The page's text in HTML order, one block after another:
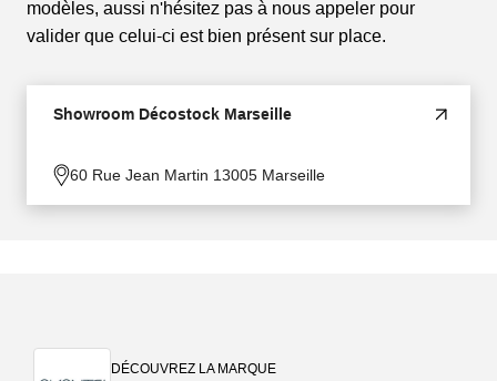
modèles, aussi n'hésitez pas à nous appeler pour
valider que celui-ci est bien présent sur place.
Showroom Décostock Marseille
60 Rue Jean Martin 13005 Marseille
DÉCOUVREZ LA MARQUE